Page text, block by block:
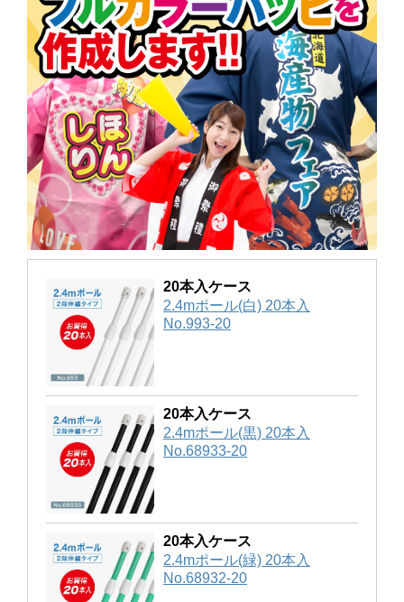
20本入ケース
2.4mポール(白) 20本入
No.993-20
20本入ケース
2.4mポール(黒) 20本入
No.68933-20
20本入ケース
2.4mポール(緑) 20本入
No.68932-20